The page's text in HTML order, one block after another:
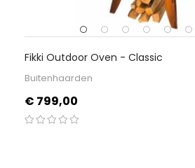
Fikki Outdoor Oven - Classic
Buitenhaarden
Prijs
€ 799,00